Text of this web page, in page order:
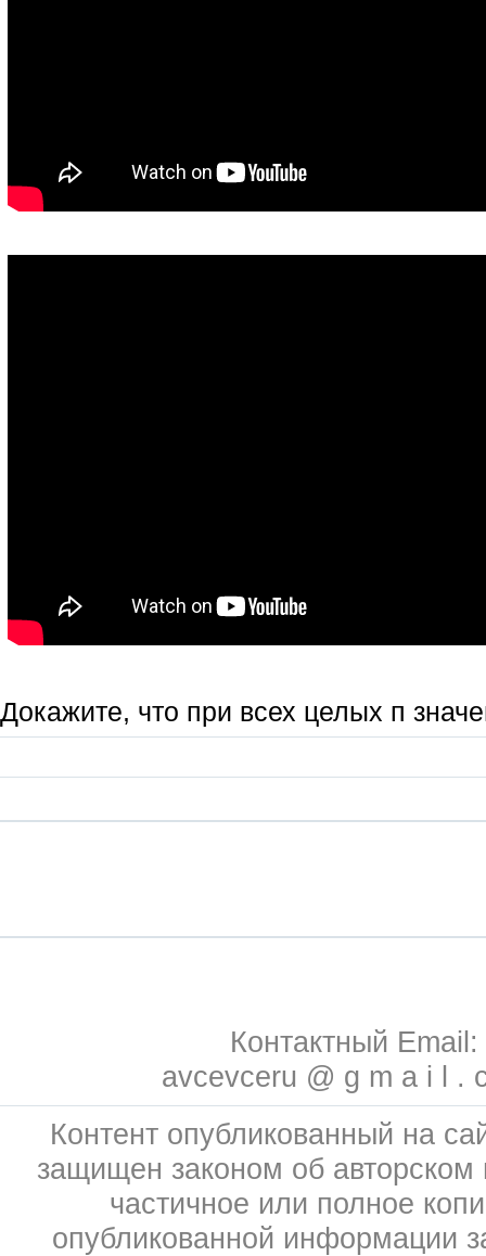
Докажите, что при всех целых п
Контактный Email:
avcevceru @ g m a i l .
Контент опубликованный на
защищен законом об
частичное или полное
опубликованной информации